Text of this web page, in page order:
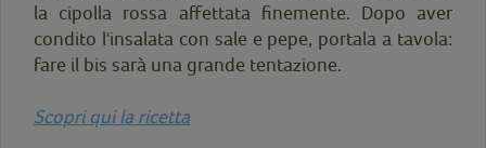
la cipolla rossa affettata finemente. Dopo aver
condito l'insalata con sale e pepe, portala a tavola:
fare il bis sarà una grande tentazione.
Scopri qui la ricetta